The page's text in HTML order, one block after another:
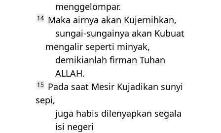
menggelompar.
14 Maka airnya akan Kujernihkan,
sungai-sungainya akan Kubuat
mengalir seperti minyak,
demikianlah firman Tuhan
ALLAH.
15
Pada saat Mesir Kujadikan sunyi
sepi,
juga habis dilenyapkan segala
isi negeri